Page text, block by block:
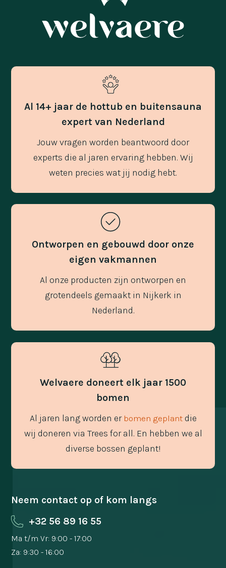
Al 14+ jaar de hottub en buitensauna
expert van Nederland
Jouw vragen worden beantwoord door
experts die al jaren ervaring hebben. Wij
weten precies wat jij nodig hebt.
Ontworpen en gebouwd door onze
eigen vakmannen
Al onze producten zijn ontworpen en
grotendeels gemaakt in Nijkerk in
Nederland.
Welvaere doneert elk jaar 1500
bomen
Al jaren lang worden er bomen geplantdie
wij doneren via Trees for all. En hebben we al
diverse bossen geplant!
Neem contact op of kom langs
+32 56 89 16 55
Ma t/m Vr: 9:00 - 17:00
Za: 9:30 - 16:00